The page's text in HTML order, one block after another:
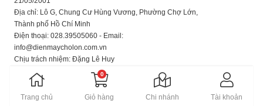
Địa chỉ: Lô G, Chung Cư Hùng Vương, Phường Chợ Lớn,
Thành phố Hồ Chí Minh
Điện thoại: 028.39505060 - Email:
info@dienmaycholon.com.vn
Chịu trách nhiệm: Đặng Lê Huy
Xem thêm chính sách bảo mật thông tin
Trang chủ
0
Giỏ hàng Chi nhánh Tài khoản